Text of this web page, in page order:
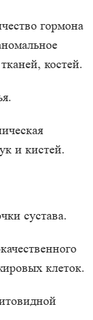
гормона
костей.
и кистей.
сустава.
клеток.